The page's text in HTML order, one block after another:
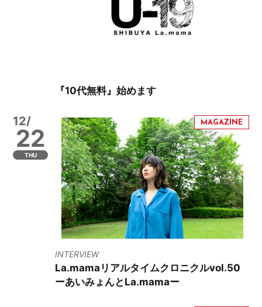
『10代無料』始めます
12/
22
THU
INTERVIEW
La.mamaリアルタイムクロニクルvol.50
ーあいみょんとLa.mamaー